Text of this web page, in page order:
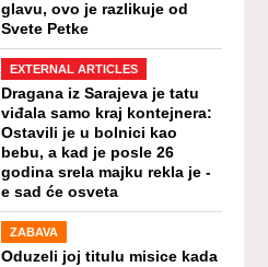
glavu, ovo je razlikuje od
Svete Petke
EXTERNAL ARTICLES
Dragana iz Sarajeva je tatu
viđala samo kraj kontejnera:
Ostavili je u bolnici kao
bebu, a kad je posle 26
godina srela majku rekla je -
e sad će osveta
ZABAVA
Oduzeli joj titulu misice kada